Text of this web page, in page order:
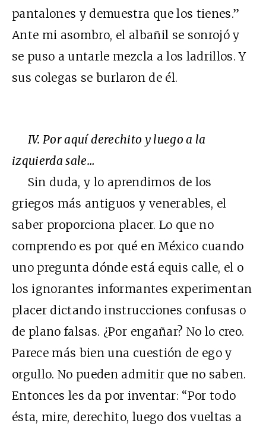
pantalones y demuestra que los tienes.”
Ante mi asombro, el albañil se sonrojó y
se puso a untarle mezcla a los ladrillos. Y
sus colegas se burlaron de él.
IV. Por aquí derechito y luego a la
izquierda sale…
Sin duda, y lo aprendimos de los
griegos más antiguos y venerables, el
saber proporciona placer. Lo que no
comprendo es por qué en México cuando
uno pregunta dónde está equis calle, el o
los ignorantes informantes experimentan
placer dictando instrucciones confusas o
de plano falsas. ¿Por engañar? No lo creo.
Parece más bien una cuestión de ego y
orgullo. No pueden admitir que no saben.
Entonces les da por inventar: “Por todo
ésta, mire, derechito, luego dos vueltas a